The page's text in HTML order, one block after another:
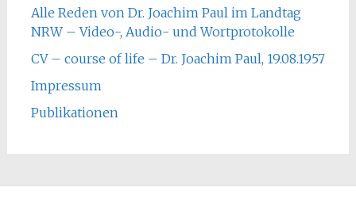
Alle Reden von Dr. Joachim Paul im Landtag
NRW – Video-, Audio- und Wortprotokolle
CV – course of life – Dr. Joachim Paul, 19.08.1957
Impressum
Publikationen